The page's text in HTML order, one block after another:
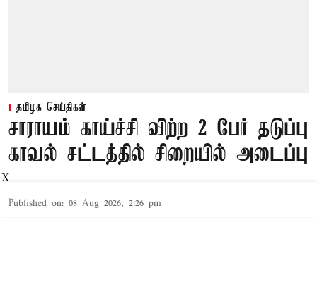
தமிழக செய்திகள்
சாராயம் காய்ச்சி விற்ற 2 பேர் தடுப்பு
காவல் சட்டத்தில் சிறையில் அடைப்பு
Published on: 08 Aug 2026, 2:26 pm
X